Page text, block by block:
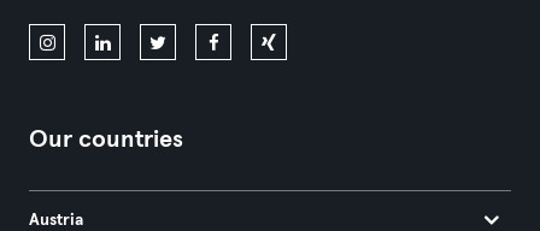
Our countries
Austria